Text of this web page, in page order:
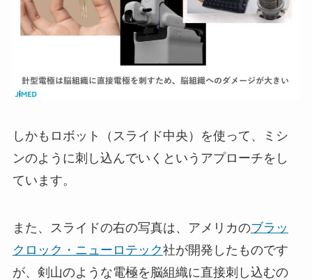
しかもロボット（スライド中央）を使って、ミシ
ンのように刺し込んでいくというアプローチをし
ています。
また、スライドの右の写真は、アメリカのブラッ
クロック・ニューロテック社が開発したものです
が、剣山のような電極を脳組織に直接刺し込むの